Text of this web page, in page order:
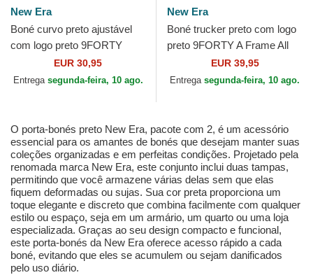
New Era
Boné curvo preto ajustável
com logo preto 9FORTY
Diamond Era da New York
Yankees MLB da New Era
EUR 30,95
Entrega segunda-feira, 10 ago.
New Era
Boné trucker preto com logo
preto 9FORTY A Frame All
Day Trucker da New York
Yankees MLB da New Era
EUR 39,95
Entrega segunda-feira, 10 ago.
O porta-bonés preto New Era, pacote com 2, é um acessório
essencial para os amantes de bonés que desejam manter suas
coleções organizadas e em perfeitas condições. Projetado pela
renomada marca New Era, este conjunto inclui duas tampas,
permitindo que você armazene várias delas sem que elas
fiquem deformadas ou sujas. Sua cor preta proporciona um
toque elegante e discreto que combina facilmente com qualquer
estilo ou espaço, seja em um armário, um quarto ou uma loja
especializada. Graças ao seu design compacto e funcional,
este porta-bonés da New Era oferece acesso rápido a cada
boné, evitando que eles se acumulem ou sejam danificados
pelo uso diário.